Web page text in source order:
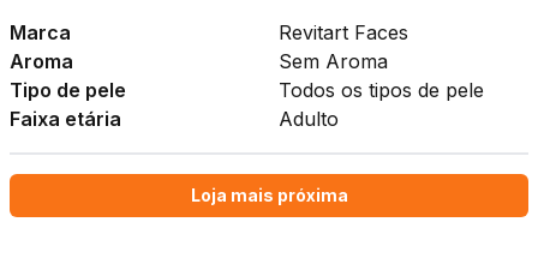
Marca
Aroma
Tipo de pele
Faixa etária
Revitart Faces
Sem Aroma
Todos os tipos de pele
Adulto
Loja mais próxima